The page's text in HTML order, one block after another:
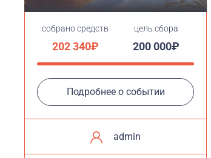
cобрано средств
202 340₽
цель сбора
200 000₽
Подробнее о событии
admin